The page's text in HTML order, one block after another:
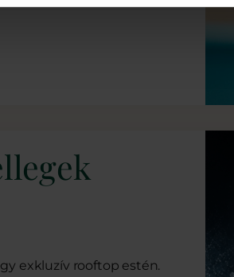
exkluzív rooftop estén.